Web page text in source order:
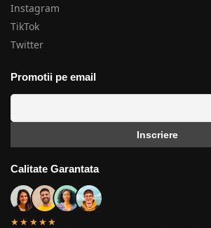
Instagram
TikTok
Twitter
Promotii pe email
Calitate Garantata
★★★★★